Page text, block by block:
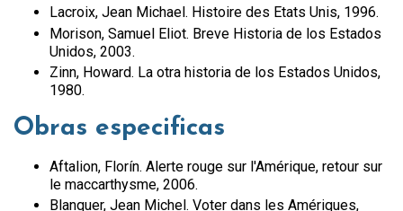
Lacroix, Jean Michael. Histoire des Etats Unis, 1996.
Morison, Samuel Eliot. Breve Historia de los Estados
Unidos, 2003.
Zinn, Howard. La otra historia de los Estados Unidos,
1980.
Obras especificas
Aftalion, Florín. Alerte rouge sur l'Amérique, retour sur
le maccarthysme, 2006.
Blanquer, Jean Michel. Voter dans les Amériques,